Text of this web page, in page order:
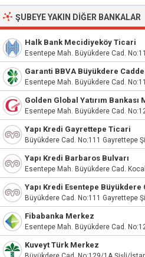
ŞUBEYE YAKIN DIĞER BANKALAR
Halk Bank Mecidiyeköy Ticari
Esentepe Mah. Büyükdere Cad.
Garanti BBVA Büyükdere
Esentepe Mah. Büyükdere Cad.
Golden Global Yatırım Bankası
Esentepe Mah. Büyükdere Cad.
Yapı Kredi Gayrettepe Ticari
Büyükdere Cad. No:111 Gayrettepe
Yapı Kredi Barbaros Bulvarı
Yapı Kredi Esentepe Büyükdere
Büyükdere Cad. No:111 Gayrettepe
Fibabanka Merkez
Esentepe Mah. Büyükdere Cad.
Kuveyt Türk Merkez